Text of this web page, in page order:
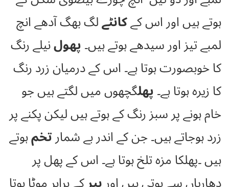
ہوتے ہیں اور اس کےکانٹےلگ بھگ آدھے انچ
لمبے تیز اور سیدھے ہوتے ہیں۔پھولنیلے رنگ
کا خوبصورت ہوتا ہے۔ اس کے درمیان زرد رنگ
کا زیرہ ہوتا ہے۔پھلگچھوں میں لگتے ہیں جو
خام ہونے پر سبز رنگ کے ہوتے ہیں لیکن پکنے پر
زرد ہوجاتے ہیں۔ جن کے اندر بے شمارتخمہوتے
ہیں ۔پھلکا مزہ تلخ ہوتا ہے۔ اس کے پھل پر